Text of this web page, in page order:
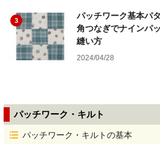
3
パッチワーク基本パ
角つなぎでナインパ
縫い方
2024/04/28
パッチワーク・キルト
パッチワーク・キルトの基本